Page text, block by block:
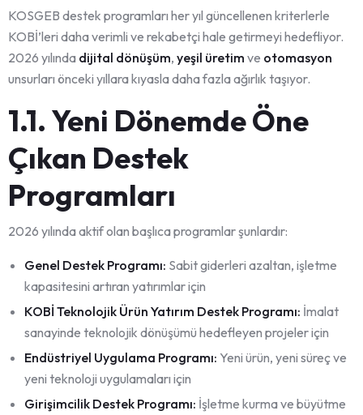
KOSGEB destek programları her yıl güncellenen kriterlerle
KOBİ’leri daha verimli ve rekabetçi hale getirmeyi hedefliyor.
2026 yılında dijital dönüşüm, yeşil üretim ve otomasyon
unsurları önceki yıllara kıyasla daha fazla ağırlık taşıyor.
1.1. Yeni Dönemde Öne
Çıkan Destek
Programları
2026 yılında aktif olan başlıca programlar şunlardır:
Genel Destek Programı: Sabit giderleri azaltan, işletme
kapasitesini artıran yatırımlar için
KOBİ Teknolojik Ürün Yatırım Destek Programı: İmalat
sanayinde teknolojik dönüşümü hedefleyen projeler için
Endüstriyel Uygulama Programı: Yeni ürün, yeni süreç ve
yeni teknoloji uygulamaları için
Girişimcilik Destek Programı: İşletme kurma ve büyütme